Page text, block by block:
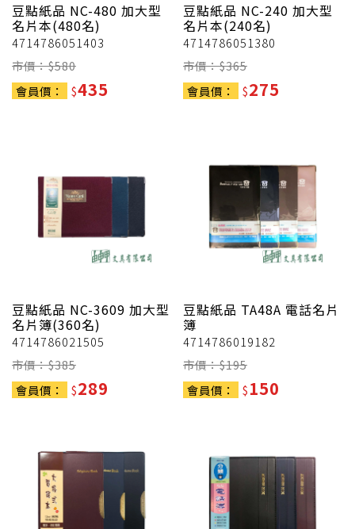
豆點紙品 NC-480 加大型
名片本(480名)
4714786051403
市價：$580
會員價：
$435
豆點紙品 NC-240 加大型
名片本(240名)
4714786051380
市價：$365
會員價：
$275
豆點紙品 NC-3609 加大型
名片簿(360名)
4714786021505
市價：$385
會員價：
$289
豆點紙品 TA48A 電話名片
簿
4714786019182
市價：$195
會員價：
$150